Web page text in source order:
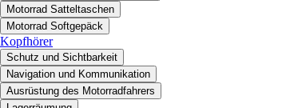
Motorrad Satteltaschen
Motorrad Softgepäck
Kopfhörer
Schutz und Sichtbarkeit
Navigation und Kommunikation
Ausrüstung des Motorradfahrers